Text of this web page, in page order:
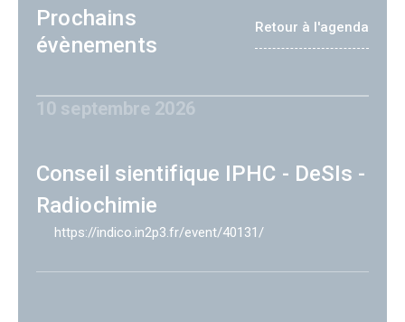
Prochains
évènements
Retour à l'agenda
10 septembre 2026
Conseil sientifique IPHC - DeSIs -
Radiochimie
https://indico.in2p3.fr/event/40131/